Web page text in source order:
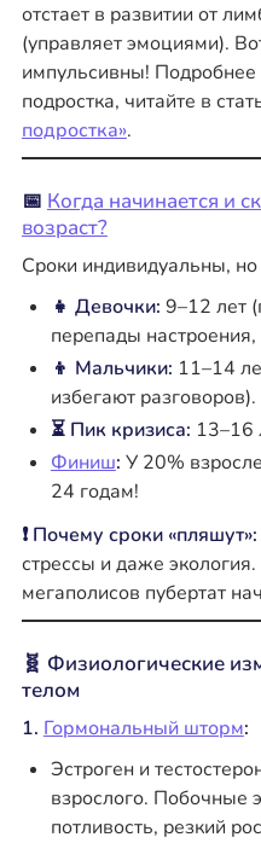
отстает в развитии от
(управляет эмоциями).
импульсивны! Подробнее
подростка, читайте в
подростка».
📅 Когда начинается и
возраст?
Сроки индивидуальны,
👧 Девочки: 9–12 лет
перепады настроения,
👦 Мальчики: 11–14
избегают разговоров).
⏳ Пик кризиса: 13–16
Финиш: У 20%
24 годам!
❗ Почему сроки «пляшут»:
стрессы и даже
мегаполисов пубертат
🧬 Физиологические
телом
1. Гормональный шторм:
Эстроген и
взрослого.
потливость, резкий